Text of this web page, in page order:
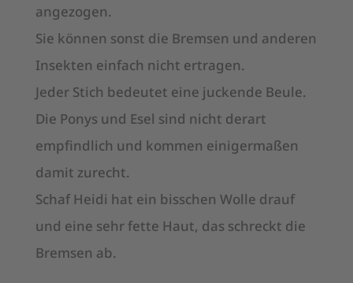
angezogen.
Sie können sonst die Bremsen und anderen
Insekten einfach nicht ertragen.
Jeder Stich bedeutet eine juckende Beule.
Die Ponys und Esel sind nicht derart
empfindlich und kommen einigermaßen
damit zurecht.
Schaf Heidi hat ein bisschen Wolle drauf
und eine sehr fette Haut, das schreckt die
Bremsen ab.